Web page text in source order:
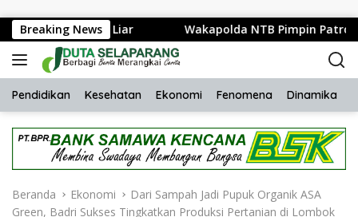
Breaking News
Balap Liar Wakapolda NTB Pimpin Patroli Rinjani
Pendidikan Kesehatan Ekonomi Fenomena Dinamika
Beranda Ekonomi
Dari Sampah Jadi Pupuk Organik ASA
Green, Badri Sukses Tingkatkan Produksi Pertanian di Lombok